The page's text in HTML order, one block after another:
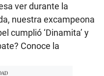
ver durante la
nuestra excampeona
cumplió ‘Dinamita’ y
Conoce la